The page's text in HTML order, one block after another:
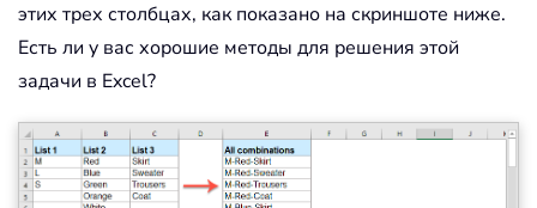
этих трех столбцах, как показано на скриншоте ниже.
Есть ли у вас хорошие методы для решения этой
задачи в Excel?